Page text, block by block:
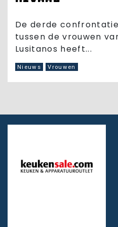
De derde
tussen de vrouwen
Lusitanos heeft...
Nieuws Vrouwen